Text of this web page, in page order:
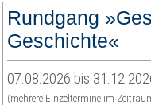
Rundgang
Geschichte«
07.08.2026 bis
(mehrere Einzeltermine im